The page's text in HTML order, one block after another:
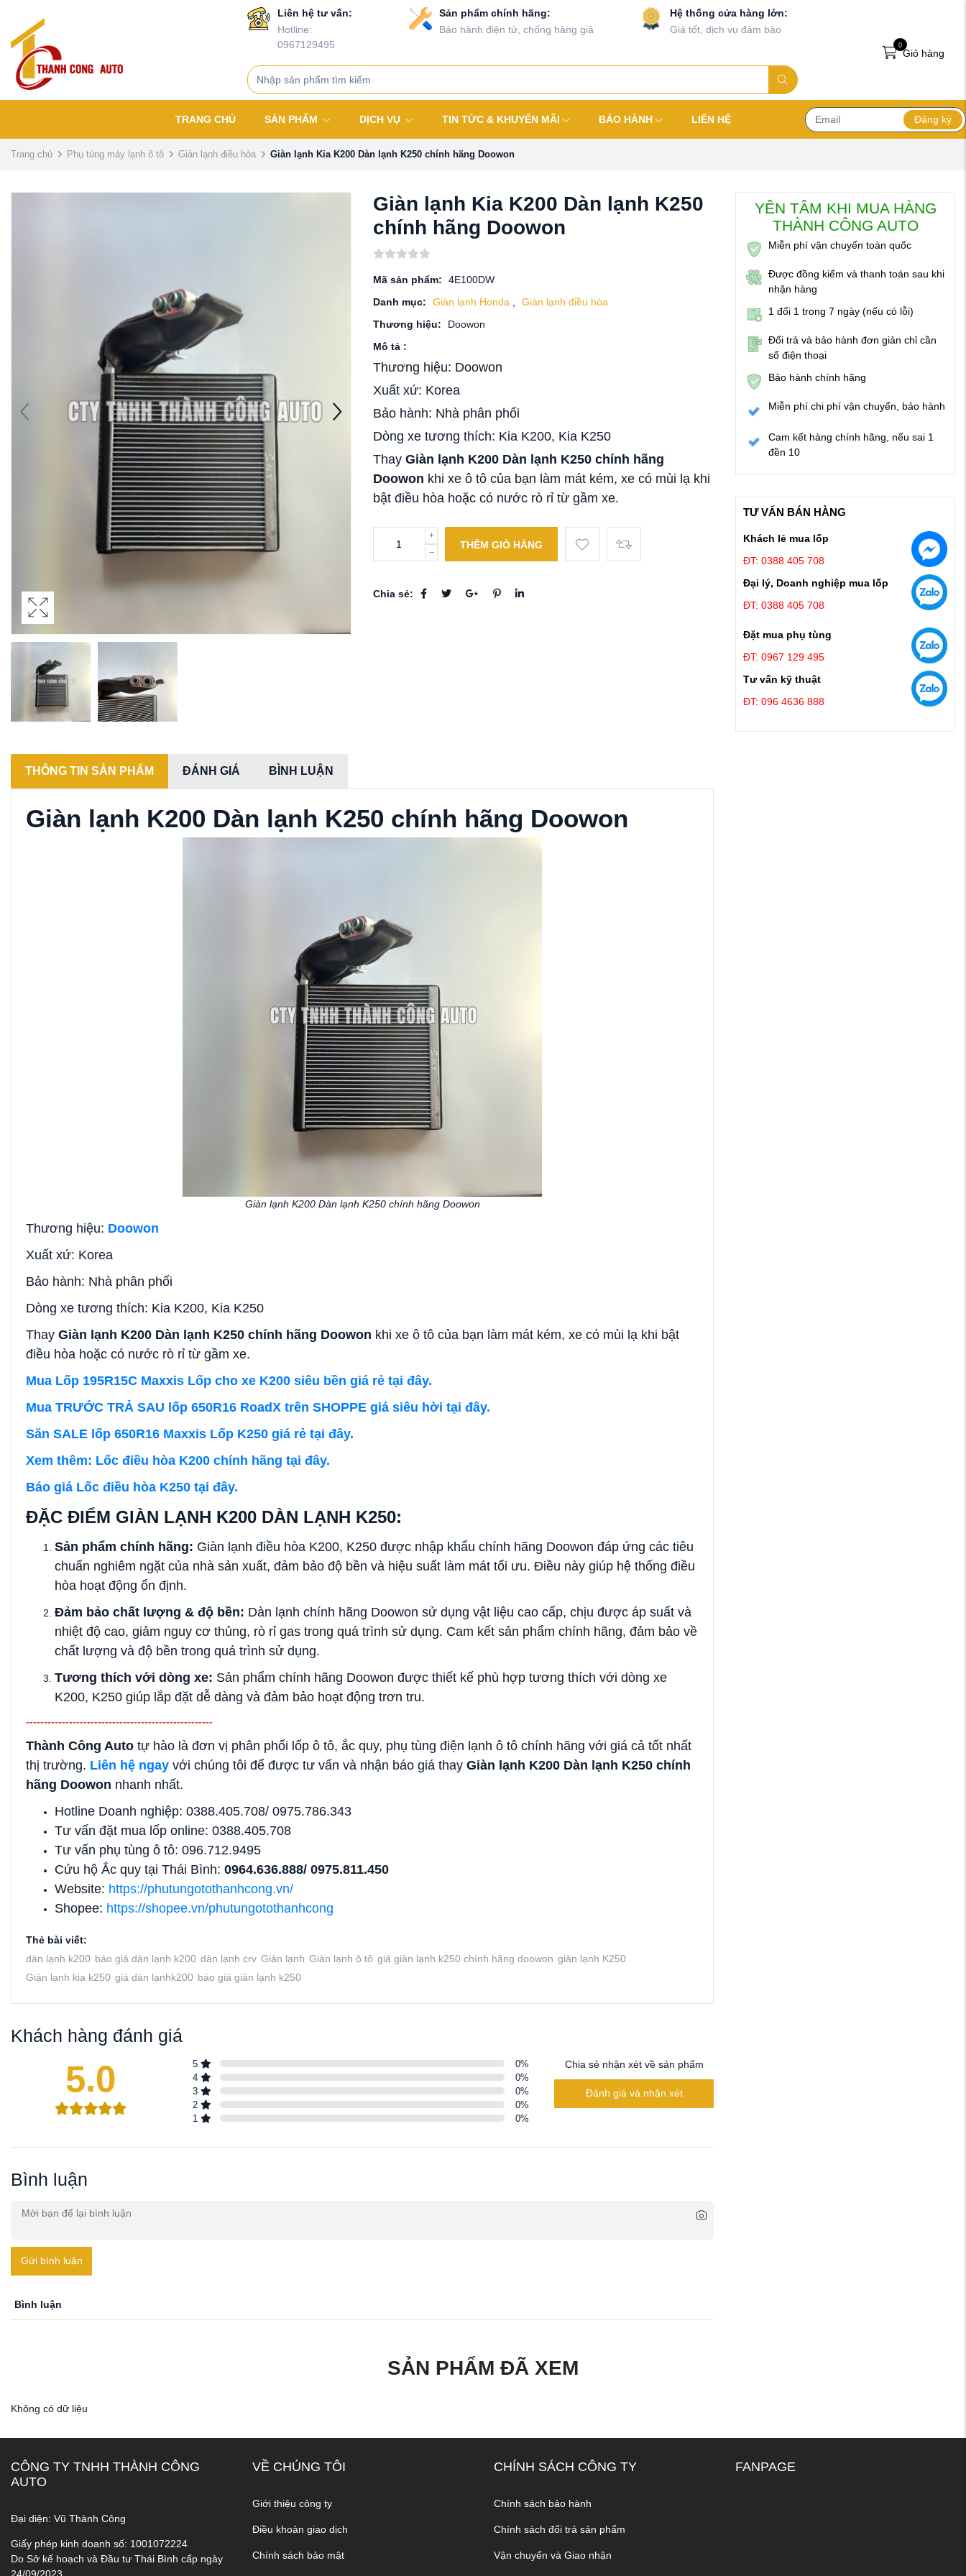
Liên hệ tư vấn:
Hotline:
0967129495
Sản phẩm chính hãng:
Bảo hành điện tử, chống hàng giả
Hệ thống cửa hàng lớn:
Giá tốt, dịch vụ đảm bảo
Giỏ hàng
0
TRANG CHỦ SẢN PHẨM DỊCH VỤ TIN TỨC & KHUYẾN MÃI BẢO HÀNH LIÊN HỆ Đăng ký
Trang chủ Phụ tùng máy lạnh ô tô Giàn lạnh điều hòa Giàn lạnh Kia K200 Dàn lạnh K250 chính hãng Doowon
Giàn lạnh Kia K200 Dàn lạnh K250
chính hãng Doowon
Mã sản phẩm:
4E100DW
Danh mục:
Giàn lạnh Honda
Giàn lạnh điều hòa
Thương hiệu:
Doowon
Mô tả :
Thương hiệu: Doowon
Xuất xứ: Korea
Bảo hành: Nhà phân phối
Dòng xe tương thích: Kia K200, Kia K250
Thay Giàn lạnh K200 Dàn lạnh K250 chính hãng
Doowon khi xe ô tô của bạn làm mát kém, xe có mùi lạ khi
bật điều hòa hoặc có nước rò rỉ từ gầm xe.
THÊM GIỎ HÀNG
Chia sẻ:
THÔNG TIN SẢN PHẨM ĐÁNH GIÁ BÌNH LUẬN
Giàn lạnh K200 Dàn lạnh K250 chính hãng Doowon
Giàn lạnh K200 Dàn lạnh K250 chính hãng Doowon
Thương hiệu: Doowon
Xuất xứ: Korea
Bảo hành: Nhà phân phối
Dòng xe tương thích: Kia K200, Kia K250
Thay Giàn lạnh K200 Dàn lạnh K250 chính hãng Doowon khi xe ô tô của bạn làm mát kém, xe có mùi lạ khi bật
điều hòa hoặc có nước rò rỉ từ gầm xe.
Mua Lốp 195R15C Maxxis Lốp cho xe K200 siêu bền giá rẻ tại đây.
Mua TRƯỚC TRẢ SAU lốp 650R16 RoadX trên SHOPPE giá siêu hời tại đây.
Săn SALE lốp 650R16 Maxxis Lốp K250 giá rẻ tại đây.
Xem thêm: Lốc điều hòa K200 chính hãng tại đây.
Báo giá Lốc điều hòa K250 tại đây.
ĐẶC ĐIỂM GIÀN LẠNH K200 DÀN LẠNH K250:
Sản phẩm chính hãng: Giàn lạnh điều hòa K200, K250 được nhập khẩu chính hãng Doowon đáp ứng các tiêu
chuẩn nghiêm ngặt của nhà sản xuất, đảm bảo độ bền và hiệu suất làm mát tối ưu. Điều này giúp hệ thống điều
hòa hoạt động ổn định.
Đảm bảo chất lượng & độ bền: Dàn lạnh chính hãng Doowon sử dụng vật liệu cao cấp, chịu được áp suất và
nhiệt độ cao, giảm nguy cơ thủng, rò rỉ gas trong quá trình sử dụng. Cam kết sản phẩm chính hãng, đảm bảo về
chất lượng và độ bền trong quá trình sử dụng.
Tương thích với dòng xe: Sản phẩm chính hãng Doowon được thiết kế phù hợp tương thích với dòng xe
K200, K250 giúp lắp đặt dễ dàng và đảm bảo hoạt động trơn tru.
----------------------------------------------------
Thành Công Auto tự hào là đơn vị phân phối lốp ô tô, ắc quy, phụ tùng điện lạnh ô tô chính hãng với giá cả tốt nhất
thị trường. Liên hệ ngay với chúng tôi để được tư vấn và nhận báo giá thay Giàn lạnh K200 Dàn lạnh K250 chính
hãng Doowon nhanh nhất.
Hotline Doanh nghiệp: 0388.405.708/ 0975.786.343
Tư vấn đặt mua lốp online: 0388.405.708
Tư vấn phụ tùng ô tô: 096.712.9495
Cứu hộ Ắc quy tại Thái Bình: 0964.636.888/ 0975.811.450
Website: https://phutungotothanhcong.vn/
Shopee: https://shopee.vn/phutungotothanhcong
Thẻ bài viết:
dàn lạnh k200 báo giá dàn lạnh k200 dàn lạnh crv Giàn lạnh Giàn lạnh ô tô giá giàn lạnh k250 chính hãng doowon giàn lạnh K250
Giàn lạnh kia k250 giá dàn lạnhk200 báo giá giàn lạnh k250
Khách hàng đánh giá
5.0 5 0%
4
0%
3
0%
2
0%
1
0%
Chia sẻ nhận xét về sản phẩm
Đánh giá và nhận xét
Bình luận
Gửi bình luận
Bình luận
YÊN TÂM KHI MUA HÀNG
THÀNH CÔNG AUTO
Miễn phí vận chuyển toàn quốc
Được đồng kiểm và thanh toán sau khi
nhận hàng
1 đổi 1 trong 7 ngày (nếu có lỗi)
Đổi trả và bảo hành đơn giản chỉ cần
số điện thoại
Bảo hành chính hãng
Miễn phí chi phí vận chuyển, bảo hành
Cam kết hàng chính hãng, nếu sai 1
đền 10
TƯ VẤN BÁN HÀNG
Khách lẻ mua lốp
ĐT: 0388 405 708
Đại lý, Doanh nghiệp mua lốp
ĐT: 0388 405 708
Đặt mua phụ tùng
ĐT: 0967 129 495
Tư vấn kỹ thuật
ĐT: 096 4636 888
SẢN PHẨM ĐÃ XEM
Không có dữ liệu
CÔNG TY TNHH THÀNH CÔNG
AUTO
Đại diện: Vũ Thành Công
Giấy phép kinh doanh số: 1001072224
Do Sở kế hoạch và Đầu tư Thái Bình cấp ngày
24/09/2023
VỀ CHÚNG TÔI
Giới thiệu công ty
Điều khoản giao dịch
Chính sách bảo mật
CHÍNH SÁCH CÔNG TY
Chính sách bảo hành
Chính sách đổi trả sản phẩm
Vận chuyển và Giao nhận
FANPAGE